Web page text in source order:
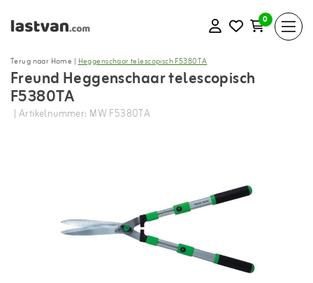
0
Terug naar Home |Heggenschaar telescopisch F5380TA
Freund Heggenschaar telescopisch
F5380TA
| Artikelnummer: MW F5380TA